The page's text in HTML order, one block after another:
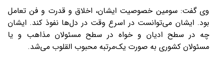
وی گفت: سومین خصوصیت ایشان، اخلاق و قدرت و فن تعامل
بود. ایشان می‌توانست در اسرع وقت در دل‌ها نفوذ کند. ایشان
چه در سطح ادیان و خواه در سطح مسئولان مذاهب و یا
مسئولان کشوری به صورت یک‌مرتبه محبوب القلوب می‌شد.